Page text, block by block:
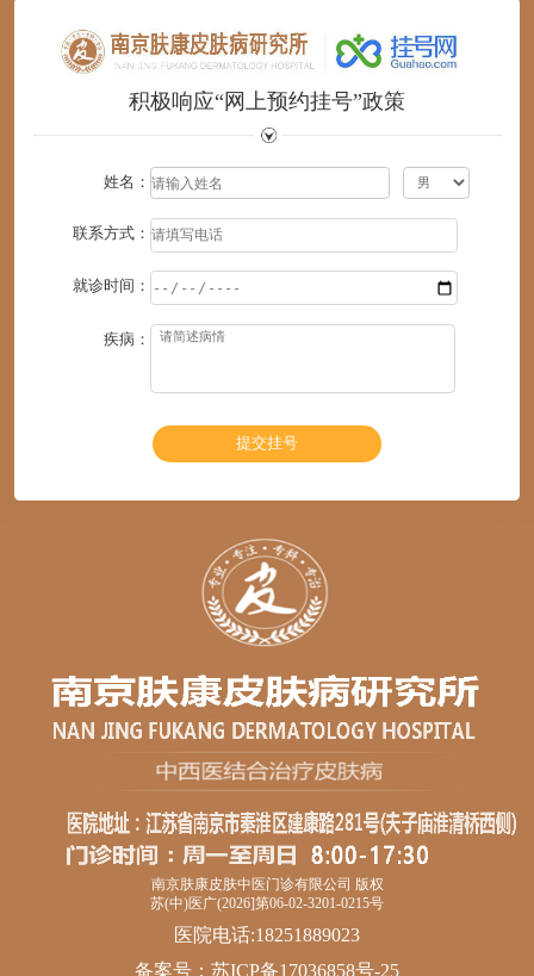
积极响应“网上预约挂号”政策
姓名：
联系方式：
就诊时间：
疾病：
南京肤康皮肤中医门诊有限公司 版权
苏(中)医广(2026]第06-02-3201-0215号
医院电话:18251889023
备案号： 苏ICP备17036858号-25